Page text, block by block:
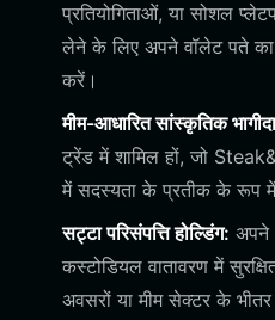
प्रतियोगिताओं, या सोशल
लेने के लिए अपने वॉलेट पते
करें।
मीम-आधारित सांस्कृतिक
ट्रेंड में शामिल हों, जो
में सदस्यता के प्रतीक के रूप में
सट्टा परिसंपत्ति होल्डिंग: अपने
कस्टोडियल वातावरण में
अवसरों या मीम सेक्टर के भीतर